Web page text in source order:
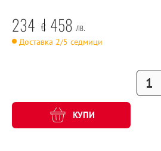
234 € 458 лв.
Доставка 2/5 седмици
КУПИ